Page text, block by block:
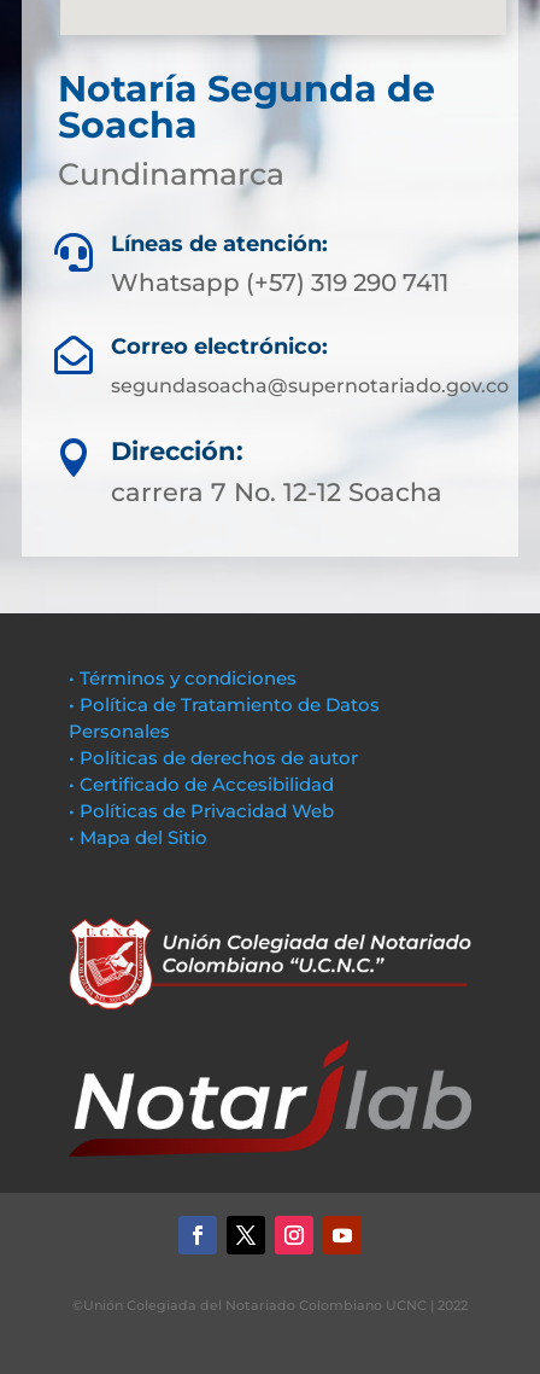
Notaría Segunda de
Soacha
Cundinamarca
 Líneas de atención:
Whatsapp (+57) 319 290 7411
 Correo electrónico:
segundasoacha@supernotariado.gov.co

Dirección:
carrera 7 No. 12-12 Soacha
• Términos y condiciones
• Política de Tratamiento de Datos
Personales
• Políticas de derechos de autor
• Certificado de Accesibilidad
• Políticas de Privacidad Web
• Mapa del Sitio
©Unión Colegiada del Notariado Colombiano UCNC | 2022